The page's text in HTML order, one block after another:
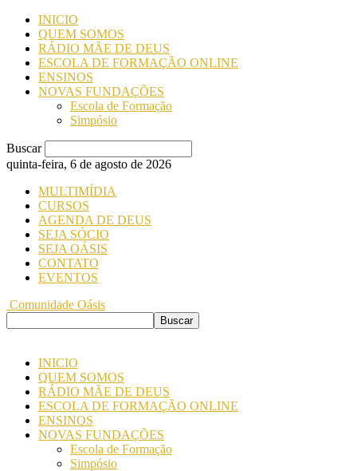
INICIO
QUEM SOMOS
RÁDIO MÃE DE DEUS
ESCOLA DE FORMAÇÃO ONLINE
ENSINOS
NOVAS FUNDAÇÕES
Escola de Formação
Simpósio
Buscar
quinta-feira, 6 de agosto de 2026
MULTIMÍDIA
CURSOS
AGENDA DE DEUS
SEJA SÓCIO
SEJA OÁSIS
CONTATO
EVENTOS
Comunidade Oásis
INICIO
QUEM SOMOS
RÁDIO MÃE DE DEUS
ESCOLA DE FORMAÇÃO ONLINE
ENSINOS
NOVAS FUNDAÇÕES
Escola de Formação
Simpósio